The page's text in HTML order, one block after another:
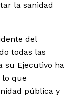
la sanidad
del
todas las
su Ejecutivo ha
lo que
pública y